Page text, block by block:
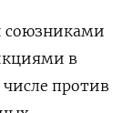
союзниками
в
против